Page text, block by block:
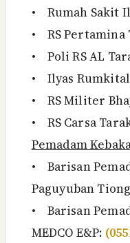
•
Rumah Sakit
•
RS Pertamina
•
Poli RS AL
•
Ilyas
•
RS Militer
•
RS Carsa
Pemadam
•
Barisan
Paguyuban
•
Barisan
MEDCO E&P: